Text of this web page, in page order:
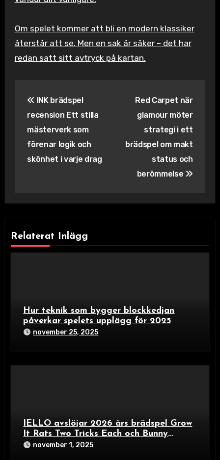
Om spelet kommer att bli en modern klassiker
återstår att se. Men en sak är säker – det har
redan satt sitt avtryck på kartan.
INK brädspel
recension Ett stilla
mästerverk som
förenar logik och
skönhet i varje drag
Red Carpet när
glamour möter
strategi i ett
brädspel om makt
status och
berömmelse
Relaterat Inlägg
Hur teknik som bygger blockkedjan
påverkar spelets upplägg för 2025
november 25, 2025
IELLO avslöjar 2026 års brädspel Grow
It Rats Two Tricks Each och Bunny
Builders – färgexplosion för familjer och
november 1, 2025